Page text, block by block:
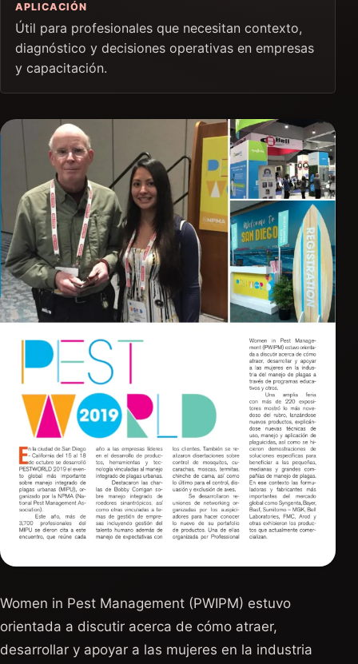
APLICACIÓN
Útil para profesionales que necesitan contexto,
diagnóstico y decisiones operativas en empresas
y capacitación.
Women in Pest Management (PWIPM) estuvo
orientada a discutir acerca de cómo atraer,
desarrollar y apoyar a las mujeres en la industria